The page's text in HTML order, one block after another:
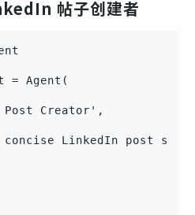
帖子创建者
= Agent(
Creator',
LinkedIn post